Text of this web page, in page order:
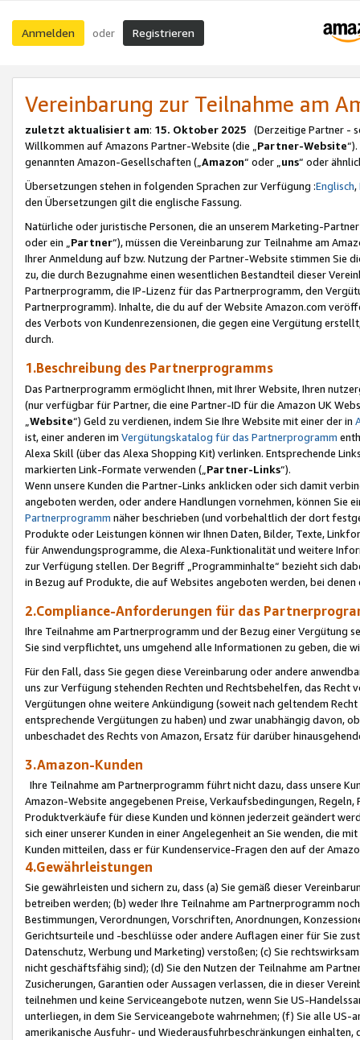
Anmelden oder Registrieren
Vereinbarung zur Teilnahme am
zuletzt aktualisiert am: 15. Oktober 2025 (Derzeitige Partner -
Willkommen auf Amazons Partner-Website (die „Partner-Website
genannten Amazon-Gesellschaften („Amazon“ oder „uns“ oder
Übersetzungen stehen in folgenden Sprachen zur Verfügung :Englisch,
den Übersetzungen gilt die englische Fassung.
Natürliche oder juristische Personen, die an unserem Marketing-
oder ein „Partner“), müssen die Vereinbarung zur Teilnahme am
Ihrer Anmeldung auf bzw. Nutzung der Partner-Website stimmen Sie
zu, die durch Bezugnahme einen wesentlichen Bestandteil dieser
Partnerprogramm, die IP-Lizenz für das Partnerprogramm, den
Partnerprogramm). Inhalte, die du auf der Website Amazon.com
des Verbots von Kundenrezensionen, die gegen eine Vergütung
durch.
1.Beschreibung des Partnerprogramms
Das Partnerprogramm ermöglicht Ihnen, mit Ihrer Website, Ihren
(nur verfügbar für Partner, die eine Partner-ID für die Amazon UK
Website“) Geld zu verdienen, indem Sie Ihre Website mit einer der in
ist, einer anderen im Vergütungskatalog für das Partnerprogramm
Alexa Skill (über das Alexa Shopping Kit) verlinken. Entsprechende
markierten Link-Formate verwenden („ Partner-Links“).
Wenn unsere Kunden die Partner-Links anklicken oder sich damit
angeboten werden, oder andere Handlungen vornehmen, können Sie
Partnerprogramm näher beschrieben (und vorbehaltlich der dort
Produkte oder Leistungen können wir Ihnen Daten, Bilder, Texte,
für Anwendungsprogramme, die Alexa-Funktionalität und weitere
zur Verfügung stellen. Der Begriff „Programminhalte“ bezieht sich
in Bezug auf Produkte, die auf Websites angeboten werden, bei
2.Compliance-Anforderungen für das
Ihre Teilnahme am Partnerprogramm und der Bezug einer Vergütung
Sie sind verpflichtet, uns umgehend alle Informationen zu geben, die
Für den Fall, dass Sie gegen diese Vereinbarung oder andere
uns zur Verfügung stehenden Rechten und Rechtsbehelfen, das
Vergütungen ohne weitere Ankündigung (soweit nach geltendem
entsprechende Vergütungen zu haben) und zwar unabhängig davon,
unbeschadet des Rechts von Amazon, Ersatz für darüber
3.Amazon-Kunden
Ihre Teilnahme am Partnerprogramm führt nicht dazu, dass unsere
Amazon-Website angegebenen Preise, Verkaufsbedingungen,
Produktverkäufe für diese Kunden und können jederzeit geändert
sich einer unserer Kunden in einer Angelegenheit an Sie wenden, die
Kunden mitteilen, dass er für Kundenservice-Fragen den auf der
4.Gewährleistungen
Sie gewährleisten und sichern zu, dass (a) Sie gemäß dieser
betreiben werden; (b) weder Ihre Teilnahme am Partnerprogramm
Bestimmungen, Verordnungen, Vorschriften, Anordnungen,
Gerichtsurteile und -beschlüsse oder andere Auflagen einer für Sie
Datenschutz, Werbung und Marketing) verstoßen; (c) Sie
nicht geschäftsfähig sind); (d) Sie den Nutzen der Teilnahme am
Zusicherungen, Garantien oder Aussagen verlassen, die in dieser
teilnehmen und keine Serviceangebote nutzen, wenn Sie US-
unterliegen, in dem Sie Serviceangebote wahrnehmen; (f) Sie alle
amerikanische Ausfuhr- und Wiederausfuhrbeschränkungen